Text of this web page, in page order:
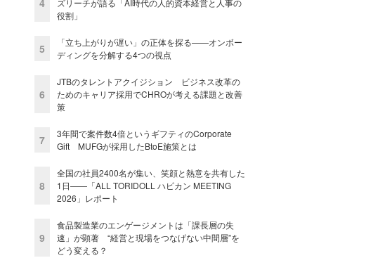
ズリーチが語る「AI時代の人的資本経営と人事の
役割」
5
「立ち上がりが遅い」の正体を探る——オンボー
ディングを分解する4つの視点
6
JTBのタレントアクイジション ビジネス改革の
ためのキャリア採用でCHROが考える課題と改善
策
7
3年間で案件数4倍というギフティのCorporate
Gift MUFGが採用したBtoE施策とは
8
全国の社員2400名が集い、笑顔と熱意を共有した
1日――「ALL TORIDOLL ハピカン MEETING
2026」レポート
9
食品製造業のエンゲージメントは「課長層の失
速」が顕著 “経営と現場をつなげない中間層”を
どう変える？